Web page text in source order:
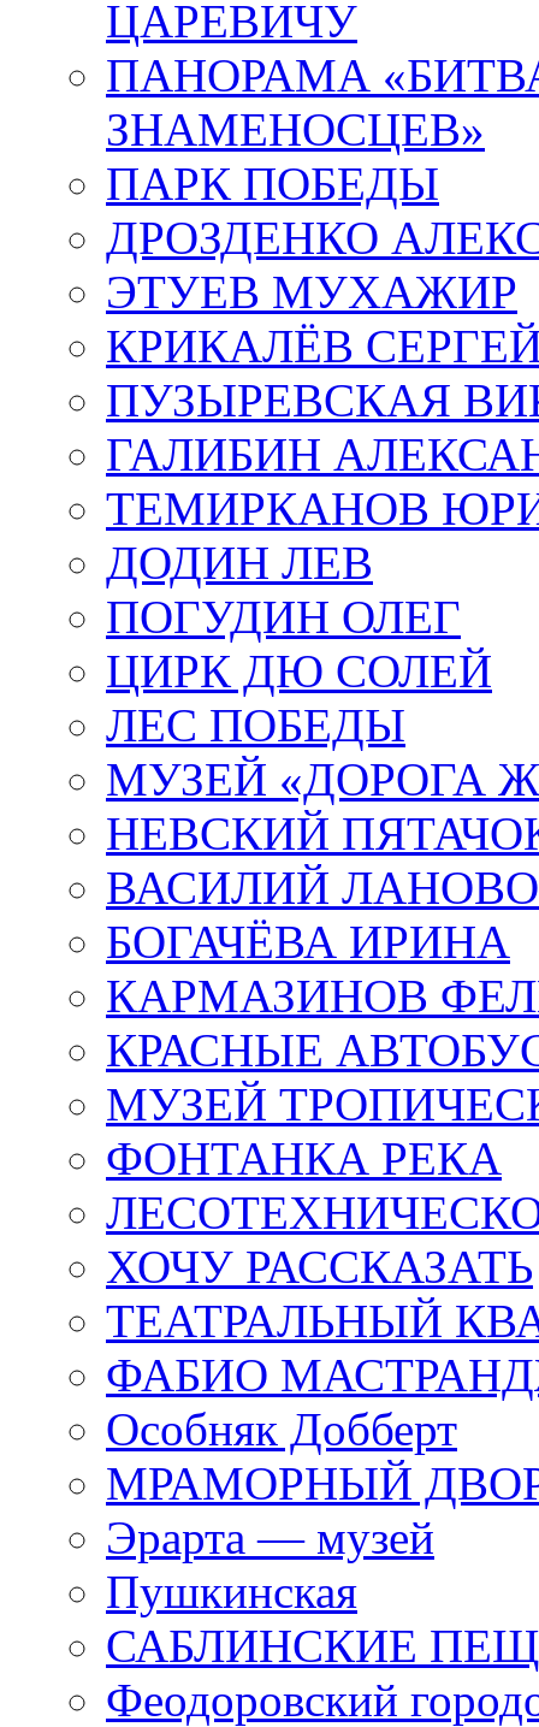
ЦАРЕВИЧУ
ПАНОРАМА
ЗНАМЕНОСЦЕВ»
ПАРК ПОБЕДЫ
ДРОЗДЕНКО
ЭТУЕВ МУХАЖИР
КРИКАЛЁВ
ПУЗЫРЕВСКАЯ
ГАЛИБИН
ТЕМИРКАНОВ
ДОДИН ЛЕВ
ПОГУДИН ОЛЕГ
ЦИРК ДЮ СОЛЕЙ
ЛЕС ПОБЕДЫ
МУЗЕЙ «ДОРОГА
НЕВСКИЙ
ВАСИЛИЙ
БОГАЧЁВА ИРИНА
КАРМАЗИНОВ
КРАСНЫЕ
МУЗЕЙ
ФОНТАНКА РЕКА
ХОЧУ РАССКАЗАТЬ
ТЕАТРАЛЬНЫЙ
ФАБИО
Особняк Добберт
МРАМОРНЫЙ
Эрарта — музей
Пушкинская
САБЛИНСКИЕ
Феодоровский